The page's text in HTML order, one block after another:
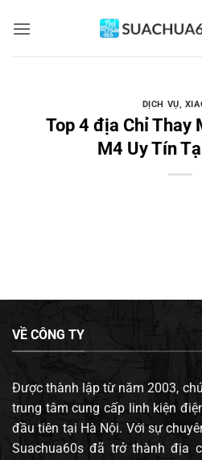
qua
DỊCH VỤ,
Top 4 địa Chỉ Thay
M4 Uy Tín
VỀ CÔNG TY
Được thành lập từ năm 2003,
trung tâm cung cấp linh kiện
đầu tiên tại Hà Nội. Với sự
Suachua60s đã trở thành địa